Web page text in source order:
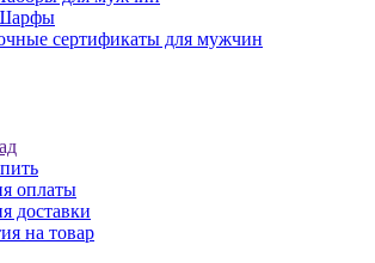
сертификаты для мужчин
оплаты
доставки
на товар